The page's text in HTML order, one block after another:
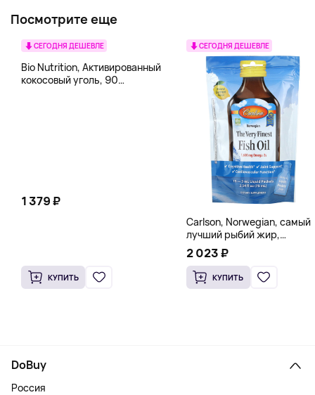
Посмотрите еще
СЕГОДНЯ ДЕШЕВЛЕ
Bio Nutrition, Активированный
кокосовый уголь, 90
1 379 ₽
КУПИТЬ
СЕГОДНЯ ДЕШЕВЛЕ
Carlson, Norwegian, самый
лучший рыбий жир,
натуральный лимон, 15
пакетиков (5 мл) каждый
2 023 ₽
КУПИТЬ
DoBuy
Россия